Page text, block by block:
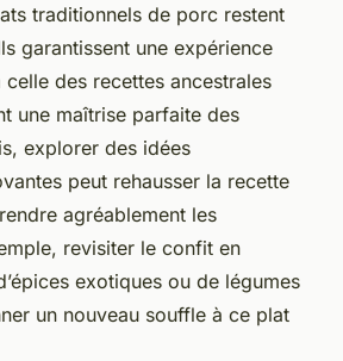
traditionnels de porc restent
garantissent une expérience
des recettes ancestrales
une maîtrise parfaite des
explorer des idées
peut rehausser la recette
agréablement les
revisiter le confit en
exotiques ou de légumes
un nouveau souffle à ce plat